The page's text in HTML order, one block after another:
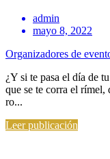
admin
mayo 8, 2022
Organizadores de
¿Y si te pasa el día de
que se te corra el rímel,
ro...
Leer publicación